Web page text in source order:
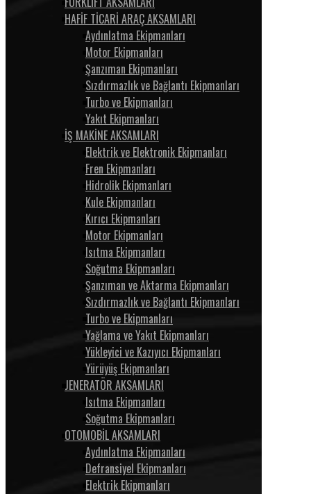
HAFİF TİCARİ ARAÇ AKSAMLARI
Aydınlatma Ekipmanları
Motor Ekipmanları
Şanzıman Ekipmanları
Sızdırmazlık ve Bağlantı Ekipmanları
Turbo ve Ekipmanları
Yakıt Ekipmanları
İŞ MAKİNE AKSAMLARI
Elektrik ve Elektronik Ekipmanları
Fren Ekipmanları
Hidrolik Ekipmanları
Kule Ekipmanları
Kırıcı Ekipmanları
Motor Ekipmanları
Isıtma Ekipmanları
Soğutma Ekipmanları
Şanzıman ve Aktarma Ekipmanları
Sızdırmazlık ve Bağlantı Ekipmanları
Turbo ve Ekipmanları
Yağlama ve Yakıt Ekipmanları
Yükleyici ve Kazıyıcı Ekipmanları
Yürüyüş Ekipmanları
JENERATÖR AKSAMLARI
Isıtma Ekipmanları
Soğutma Ekipmanları
OTOMOBİL AKSAMLARI
Aydınlatma Ekipmanları
Defransiyel Ekipmanları
Elektrik Ekipmanları